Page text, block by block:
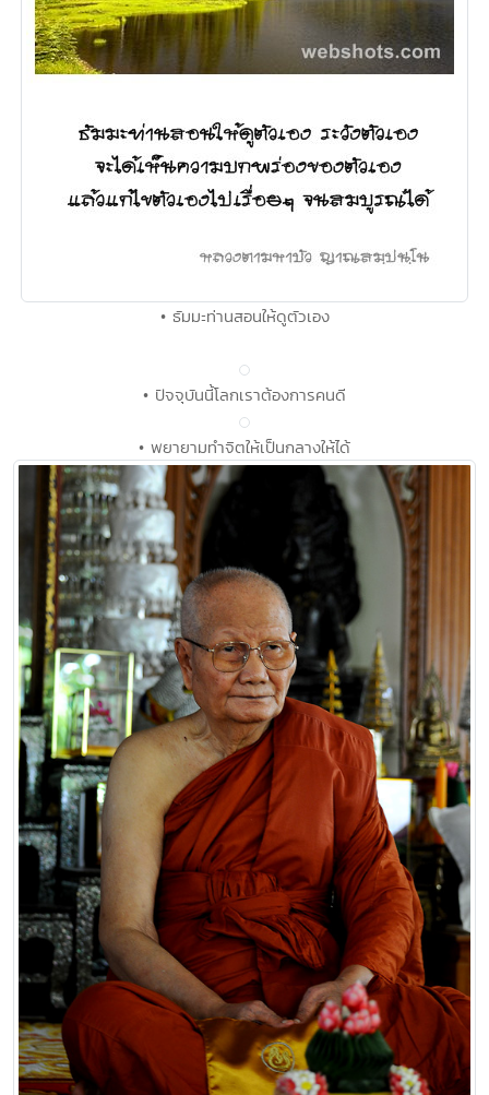
• ธัมมะท่านสอนให้ดูตัวเอง
• ปัจจุบันนี้โลกเราต้องการคนดี
• พยายามทำจิตให้เป็นกลางให้ได้